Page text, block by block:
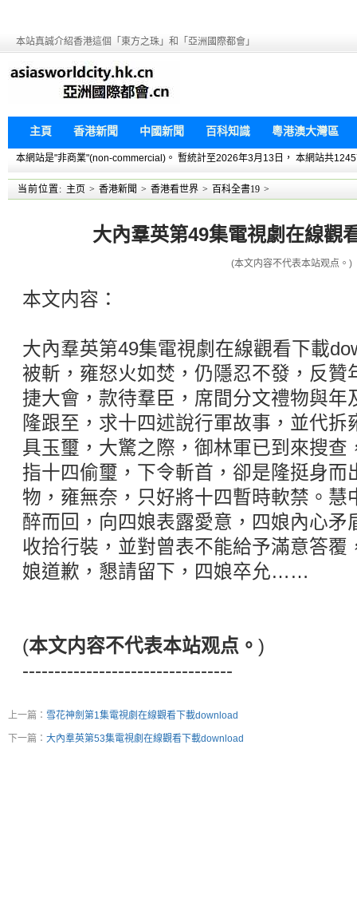
本站真誠介紹香港這個「東方之珠」和「亞洲國際都會」
主頁 香港新聞 中國新聞 百科知識 粵港澳大灣區
本網站是"非商業"(non-commercial)。 暫統計至2026年3月13日， 本網站共
当前位置: 主页 > 香港新聞 > 香港看世界 > 百科全書19 >
大內羣英第49集電視劇在線觀
(本文内容不代表本站观点。)
本文内容：
大內羣英第49集電視劇在線觀看下載
被斬，雍怒火如焚，仍隱忍不發，反贊
捷大會，款待羣臣，席間分文禮物與年
隆跟至，求十四述說行軍故事，並代
具玉璽，大驚之際，御林軍已到來搜查
指十四偷璽，下令斬首，卻是隆挺身而
物，雍無奈，只好將十四暫時軟禁。慧
醉而回，向四娘表露愛意，四娘內心矛
收拾行裝，並對曾表不能給予滿意答覆
娘道歉，懇請留下，四娘卒允……
(本文内容不代表本站观点。 )
---------------------------------
上一篇： 雪花神劍第1集電視劇在線觀看下載download
下一篇： 大內羣英第53集電視劇在線觀看下載download